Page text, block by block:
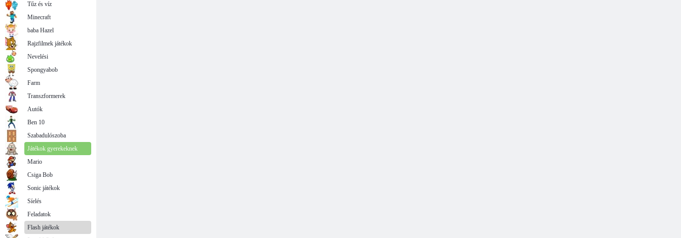
Tűz és víz
Minecraft
baba Hazel
Rajzfilmek játékok
Nevelési
Spongyabob
Farm
Transzformerek
Autók
Ben 10
Szabadulószoba
Játékok gyerekeknek
Mario
Csiga Bob
Sonic játékok
Síelés
Feladatok
Flash játékok